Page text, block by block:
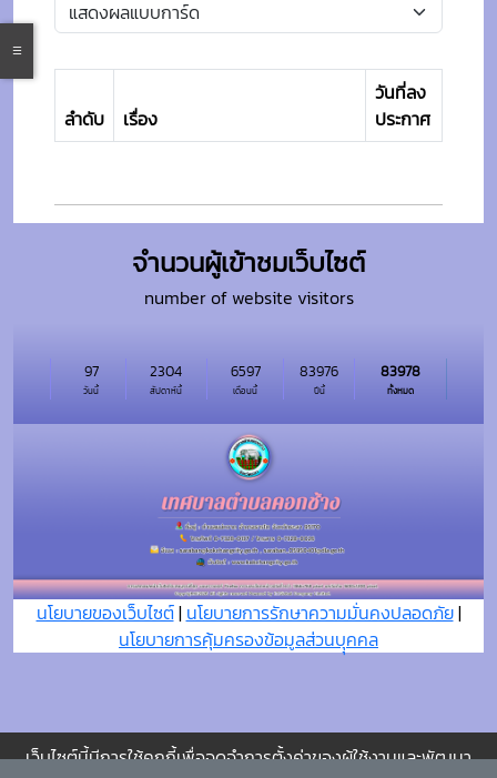
ลำดับ เรื่อง
วันที่ลง
ประกาศ
จำนวนผู้เข้าชมเว็บไซต์
number of website visitors
วันนี้
97
สัปดาห์นี้
2304
เดือนนี้
6597
ปีนี้
83976
ทั้งหมด
83978
นโยบายของเว็บไซต์| นโยบายการรักษาความมั่นคงปลอดภัย|
นโยบายการคุ้มครองข้อมูลส่วนบุุคคล
เว็บไซต์นี้มีการใช้คุกกี้เพื่อจดจำการตั้งค่าของผู้ใช้งานและพัฒนา